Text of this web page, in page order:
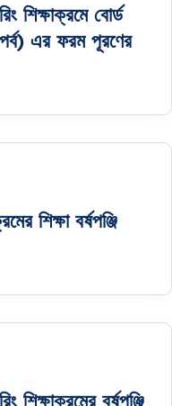
শিক্ষাক্রমে বোর্ড
এর ফরম পূরণের
শিক্ষা বর্ষপঞ্জি
শিক্ষাক্রমের বর্ষপঞ্জি